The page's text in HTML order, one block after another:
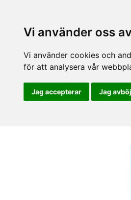
Vi använder oss
Vi använder cookies och
för att analysera vår
Jag accepterar Jag